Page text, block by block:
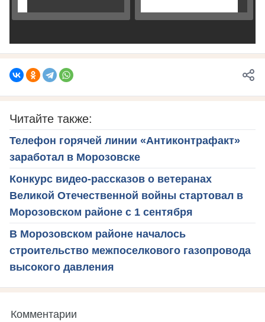
Читайте также:
Телефон горячей линии «Антиконтрафакт»
заработал в Морозовске
Конкурс видео-рассказов о ветеранах
Великой Отечественной войны стартовал в
Морозовском районе с 1 сентября
В Морозовском районе началось
строительство межпоселкового газопровода
высокого давления
Комментарии